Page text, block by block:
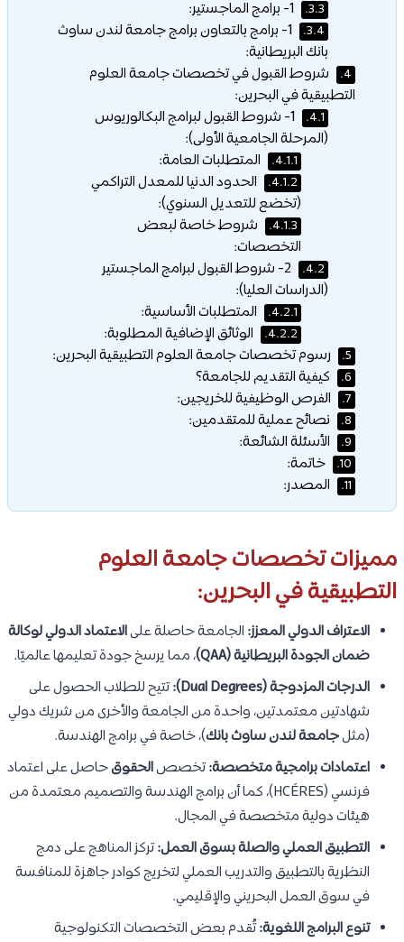
3.3.
3.4.
1- برامج بالتعاون برامج جامعة لندن ساوث
بانك البريطانية:
4.
شروط القبول في تخصصات جامعة العلوم
التطبيقية في البحرين:
4.1.
1- شروط القبول لبرامج البكالوريوس
(المرحلة الجامعية الأولى):
4.1.1. المتطلبات العامة:
4.1.2.
الحدود الدنيا للمعدل التراكمي
(تخضع للتعديل السنوي):
4.1.3.
شروط خاصة لبعض
التخصصات:
4.2.
2- شروط القبول لبرامج الماجستير
(الدراسات العليا):
4.2.1. المتطلبات الأساسية:
4.2.2. الوثائق الإضافية المطلوبة:
5. رسوم تخصصات جامعة العلوم التطبيقية البحرين:
6. كيفية التقديم للجامعة؟
7. الفرص الوظيفية للخريجين:
8. نصائح عملية للمتقدمين:
9. الأسئلة الشائعة:
10. خاتمة:
11. المصدر:
مميزات تخصصات جامعة العلوم
التطبيقية في البحرين:
الاعتراف الدولي المعزز: الجامعة حاصلة علىالاعتماد الدولي لوكالة
ضمان الجودة البريطانية (QAA)
، مما يرسخ جودة تعليمها عالميًا.
الدرجات المزدوجة (Dual Degrees):
تتيح للطلاب الحصول على
شهادتين معتمدتين، واحدة من الجامعة والأخرى من شريك دولي
(مثلجامعة لندن ساوث بانك)، خاصة في برامج الهندسة.
اعتمادات برامجية متخصصة:تخصصالحقوقحاصل على اعتماد
فرنسي (HCÉRES)، كما أن برامج الهندسة والتصميم معتمدة من
هيئات دولية متخصصة في المجال.
التطبيق العملي والصلة بسوق العمل:تركز المناهج على دمج
النظرية بالتطبيق والتدريب العملي لتخريج كوادر جاهزة للمنافسة
في سوق العمل البحريني والإقليمي.
تنوع البرامج اللغوية:تُقدم بعض التخصصات التكنولوجية